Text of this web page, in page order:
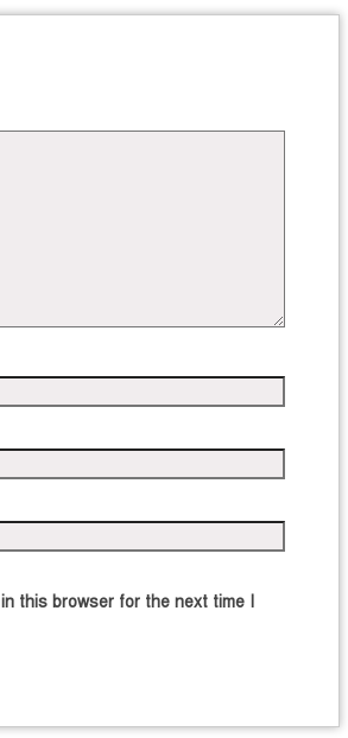
this browser for the next time I